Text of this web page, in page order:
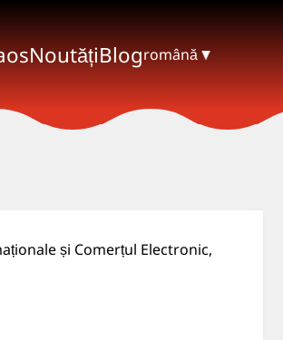
NoutățiBlogromână
și Comerțul Electronic,